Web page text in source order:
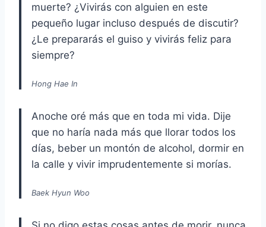
muerte? ¿Vivirás con alguien en este
pequeño lugar incluso después de discutir?
¿Le prepararás el guiso y vivirás feliz para
siempre?
Hong Hae In
Anoche oré más que en toda mi vida. Dije
que no haría nada más que llorar todos los
días, beber un montón de alcohol, dormir en
la calle y vivir imprudentemente si morías.
Baek Hyun Woo